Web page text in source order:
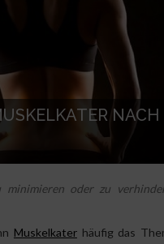
NACH
minimieren oder zu
Muskelkaterhäufig das